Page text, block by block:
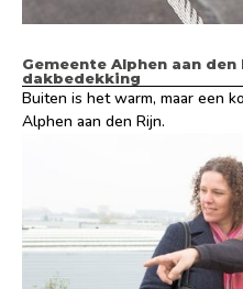
Gemeente Alphen aan
dakbedekking
Buiten is het warm, maar een
Alphen aan den Rijn.